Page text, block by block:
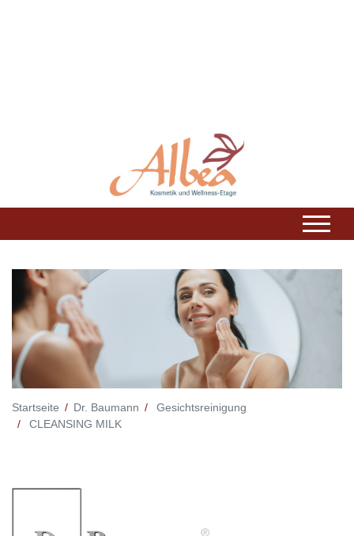
Startseite Dr. Baumann
Gesichtsreinigung
CLEANSING MILK